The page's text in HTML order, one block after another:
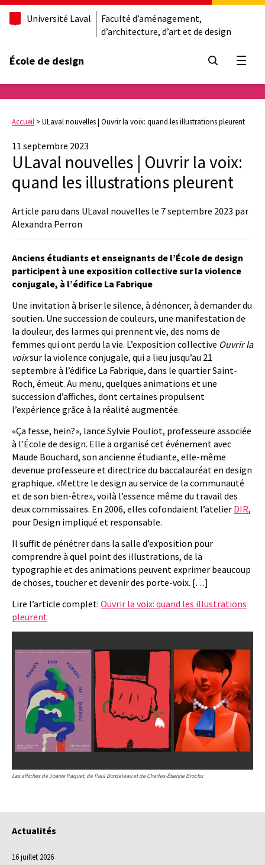
Université Laval
Faculté d’aménagement,
d’architecture, d’art et de design
École de design
Accueil >ULaval nouvelles | Ouvrir la voix: quand les illustrations pleurent
11 septembre 2023
ULaval nouvelles | Ouvrir la voix:
quand les illustrations pleurent
Article paru dans ULaval nouvelles le 7 septembre 2023 par
Alexandra Perron
Anciens étudiants et enseignants de l’École de design
participent à une exposition collective sur la violence
conjugale, à l’édifice La Fabrique
Une invitation à briser le silence, à dénoncer, à demander du
soutien. Une succession de couleurs, une manifestation de
la douleur, des larmes qui prennent vie, des noms de
femmes qui ont perdu la vie. L’exposition collective Ouvrir la
voixsur la violence conjugale, qui a lieu jusqu’au 21
septembre à l’édifice La Fabrique, dans le quartier Saint-
Roch, émeut. Au menu, quelques animations et une
succession d’affiches, dont certaines propulsent
l’expérience grâce à la réalité augmentée.
«Ça fesse, hein?», lance Sylvie Pouliot, professeure associée
à l’École de design. Elle a organisé cet événement avec
Maude Bouchard, son ancienne étudiante, elle-même
devenue professeure et directrice du baccalauréat en design
graphique. «Mettre le design au service de la communauté
et de son bien-être», voilà l’essence même du travail des
deux commissaires. En 2006, elles cofondaient l’atelier DIR,
pour Design impliqué et responsable.
Il suffit de pénétrer dans la salle d’exposition pour
comprendre à quel point des illustrations, de la
typographie et des animations peuvent exprimer beaucoup
de choses, toucher et devenir des porte-voix. […]
Lire l’article complet: Ouvrir la voix: quand les illustrations
pleurent
Les affiches de Joanie Paquet, de Paul Bordeleau et de Charles-Étienne Brochu
Actualités
16 juillet 2026